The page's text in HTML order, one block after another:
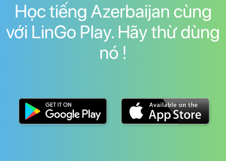
Học tiếng Azerbaijan cùng
với LinGo Play. Hãy thừ dùng
nó !